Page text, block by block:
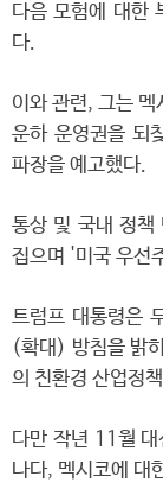
다음 모험에 대한
다.
이와 관련, 그는
운하 운영권을 되
파장을 예고했다.
통상 및 국내 정책
집으며 '미국 우선
트럼프 대통령은
(확대) 방침을 밝
의 친환경 산업정
다만 작년 11월
나다, 멕시코에 대